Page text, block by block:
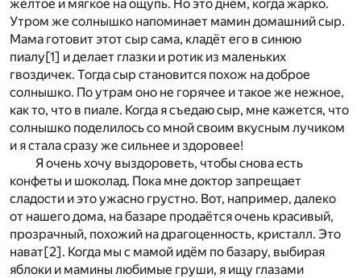
жёлтое и мягкое на ощупь. Но это днём, когда жарко.
Утром же солнышко напоминает мамин домашний сыр.
Мама готовит этот сыр сама, кладёт его в синюю
пиалу[1] и делает глазки и ротик из маленьких
гвоздичек. Тогда сыр становится похож на доброе
солнышко. По утрам оно не горячее и такое же нежное,
как то, что в пиале. Когда я съедаю сыр, мне кажется, что
солнышко поделилось со мной своим вкусным лучиком
и я стала сразу же сильнее и здоровее!
Я очень хочу выздороветь, чтобы снова есть
конфеты и шоколад. Пока мне доктор запрещает
сладости и это ужасно грустно. Вот, например, далеко
от нашего дома, на базаре продаётся очень красивый,
прозрачный, похожий на драгоценность, кристалл. Это
нават[2]. Когда мы с мамой идём по базару, выбирая
яблоки и мамины любимые груши, я ищу глазами